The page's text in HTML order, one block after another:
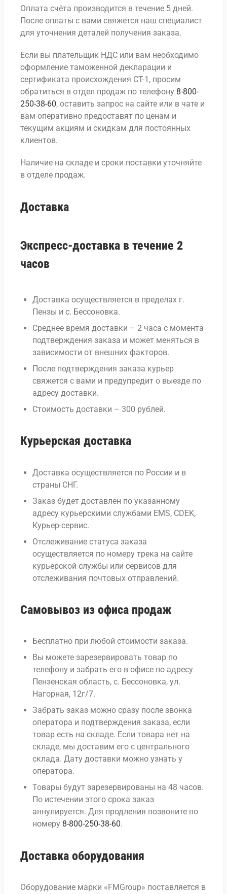
Оплата счёта производится в течение 5 дней.
После оплаты с вами свяжется наш специалист
для уточнения деталей получения заказа.
Если вы плательщик НДС или вам необходимо
оформление таможенной декларации и
сертификата происхождения СТ-1, просим
обратиться в отдел продаж по телефону 8-800-
250-38-60, оставить запрос на сайте или в чате и
вам оперативно предоставят по ценам и
текущим акциям и скидкам для постоянных
клиентов.
Наличие на складе и сроки поставки уточняйте
в отделе продаж.
Доставка
Экспресс-доставка в течение 2
часов
Доставка осуществляется в пределах г.
Пензы и с. Бессоновка.
Среднее время доставки – 2 часа с момента
подтверждения заказа и может меняться в
зависимости от внешних факторов.
После подтверждения заказа курьер
свяжется с вами и предупредит о выезде по
адресу доставки.
Стоимость доставки – 300 рублей.
Курьерская доставка
Доставка осуществляется по России и в
страны СНГ.
Заказ будет доставлен по указанному
адресу курьерскими службами EMS, CDEK,
Курьер-сервис.
Отслеживание статуса заказа
осуществляется по номеру трека на сайте
курьерской службы или сервисов для
отслеживания почтовых отправлений.
Самовывоз из офиса продаж
Бесплатно при любой стоимости заказа.
Вы можете зарезервировать товар по
телефону и забрать его в офисе по адресу
Пензенская область, с. Бессоновка, ул.
Нагорная, 12г/7.
Забрать заказ можно сразу после звонка
оператора и подтверждения заказа, если
товар есть на складе. Если товара нет на
складе, мы доставим его с центрального
склада. Дату доставки можно узнать у
оператора.
Товары будут зарезервированы на 48 часов.
По истечении этого срока заказ
аннулируется. Для продления позвоните по
номеру 8-800-250-38-60.
Доставка оборудования
Оборудование марки «FMGroup» поставляется в